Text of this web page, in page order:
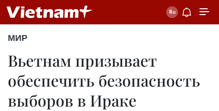
МИР
Вьетнам призывает
обеспечить безопасность
выборов в Ираке